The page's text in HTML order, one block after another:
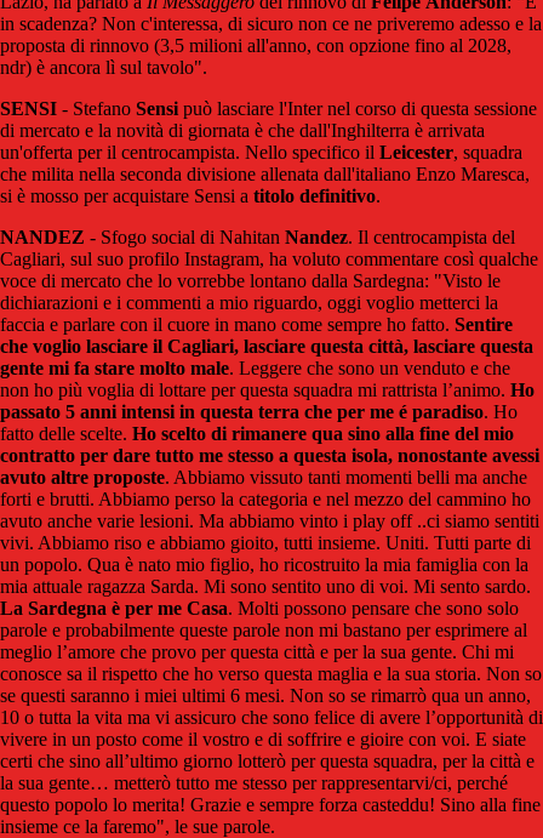
in scadenza? Non c'interessa, di sicuro non ce ne priveremo adesso e la
proposta di rinnovo (3,5 milioni all'anno, con opzione fino al 2028,
ndr) è ancora lì sul tavolo".
SENSI - Stefano Sensi può lasciare l'Inter nel corso di questa sessione
di mercato e la novità di giornata è che dall'Inghilterra è arrivata
un'offerta per il centrocampista. Nello specifico il Leicester, squadra
che milita nella seconda divisione allenata dall'italiano Enzo Maresca,
si è mosso per acquistare Sensi a titolo definitivo.
NANDEZ - Sfogo social di Nahitan Nandez. Il centrocampista del
Cagliari, sul suo profilo Instagram, ha voluto commentare così qualche
voce di mercato che lo vorrebbe lontano dalla Sardegna: "Visto le
dichiarazioni e i commenti a mio riguardo, oggi voglio metterci la
faccia e parlare con il cuore in mano come sempre ho fatto. Sentire
che voglio lasciare il Cagliari, lasciare questa città, lasciare questa
gente mi fa stare molto male. Leggere che sono un venduto e che
non ho più voglia di lottare per questa squadra mi rattrista l’animo. Ho
passato 5 anni intensi in questa terra che per me é paradiso. Ho
fatto delle scelte. Ho scelto di rimanere qua sino alla fine del mio
contratto per dare tutto me stesso a questa isola, nonostante avessi
avuto altre proposte. Abbiamo vissuto tanti momenti belli ma anche
forti e brutti. Abbiamo perso la categoria e nel mezzo del cammino ho
avuto anche varie lesioni. Ma abbiamo vinto i play off ..ci siamo sentiti
vivi. Abbiamo riso e abbiamo gioito, tutti insieme. Uniti. Tutti parte di
un popolo. Qua è nato mio figlio, ho ricostruito la mia famiglia con la
mia attuale ragazza Sarda. Mi sono sentito uno di voi. Mi sento sardo.
La Sardegna è per me Casa. Molti possono pensare che sono solo
parole e probabilmente queste parole non mi bastano per esprimere al
meglio l’amore che provo per questa città e per la sua gente. Chi mi
conosce sa il rispetto che ho verso questa maglia e la sua storia. Non so
se questi saranno i miei ultimi 6 mesi. Non so se rimarrò qua un anno,
10 o tutta la vita ma vi assicuro che sono felice di avere l’opportunità di
vivere in un posto come il vostro e di soffrire e gioire con voi. E siate
certi che sino all’ultimo giorno lotterò per questa squadra, per la città e
la sua gente… metterò tutto me stesso per rappresentarvi/ci, perché
questo popolo lo merita! Grazie e sempre forza casteddu! Sino alla fine
insieme ce la faremo", le sue parole.